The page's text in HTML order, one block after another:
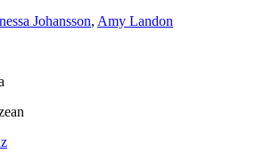
Johansson, Amy Landon